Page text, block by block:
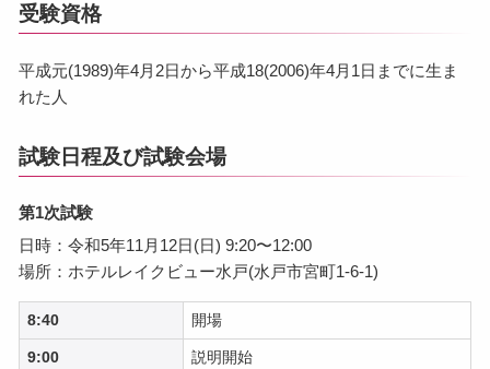
受験資格
平成元(1989)年4月2日から平成18(2006)年4月1日までに生ま
れた人
試験日程及び試験会場
第1次試験
日時：令和5年11月12日(日) 9:20〜12:00
場所：ホテルレイクビュー水戸(水戸市宮町1-6-1)
8:40 開場
9:00 説明開始